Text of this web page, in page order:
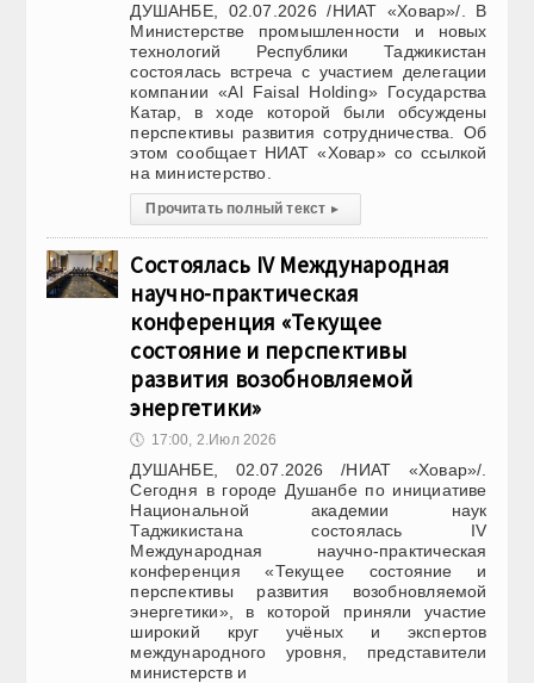
ДУШАНБЕ, 02.07.2026 /НИАТ «Ховар»/. В
Министерстве промышленности и новых
технологий Республики Таджикистан
состоялась встреча с участием делегации
компании «Al Faisal Holding» Государства
Катар, в ходе которой были обсуждены
перспективы развития сотрудничества. Об
этом сообщает НИАТ «Ховар» со ссылкой
на министерство.
Прочитать полный текст ▸
Состоялась IV Международная
научно-практическая
конференция «Текущее
состояние и перспективы
развития возобновляемой
энергетики»
🕔 17:00, 2.Июл 2026
ДУШАНБЕ, 02.07.2026 /НИАТ «Ховар»/.
Сегодня в городе Душанбе по инициативе
Национальной академии наук
Таджикистана состоялась IV
Международная научно-практическая
конференция «Текущее состояние и
перспективы развития возобновляемой
энергетики», в которой приняли участие
широкий круг учёных и экспертов
международного уровня, представители
министерств и